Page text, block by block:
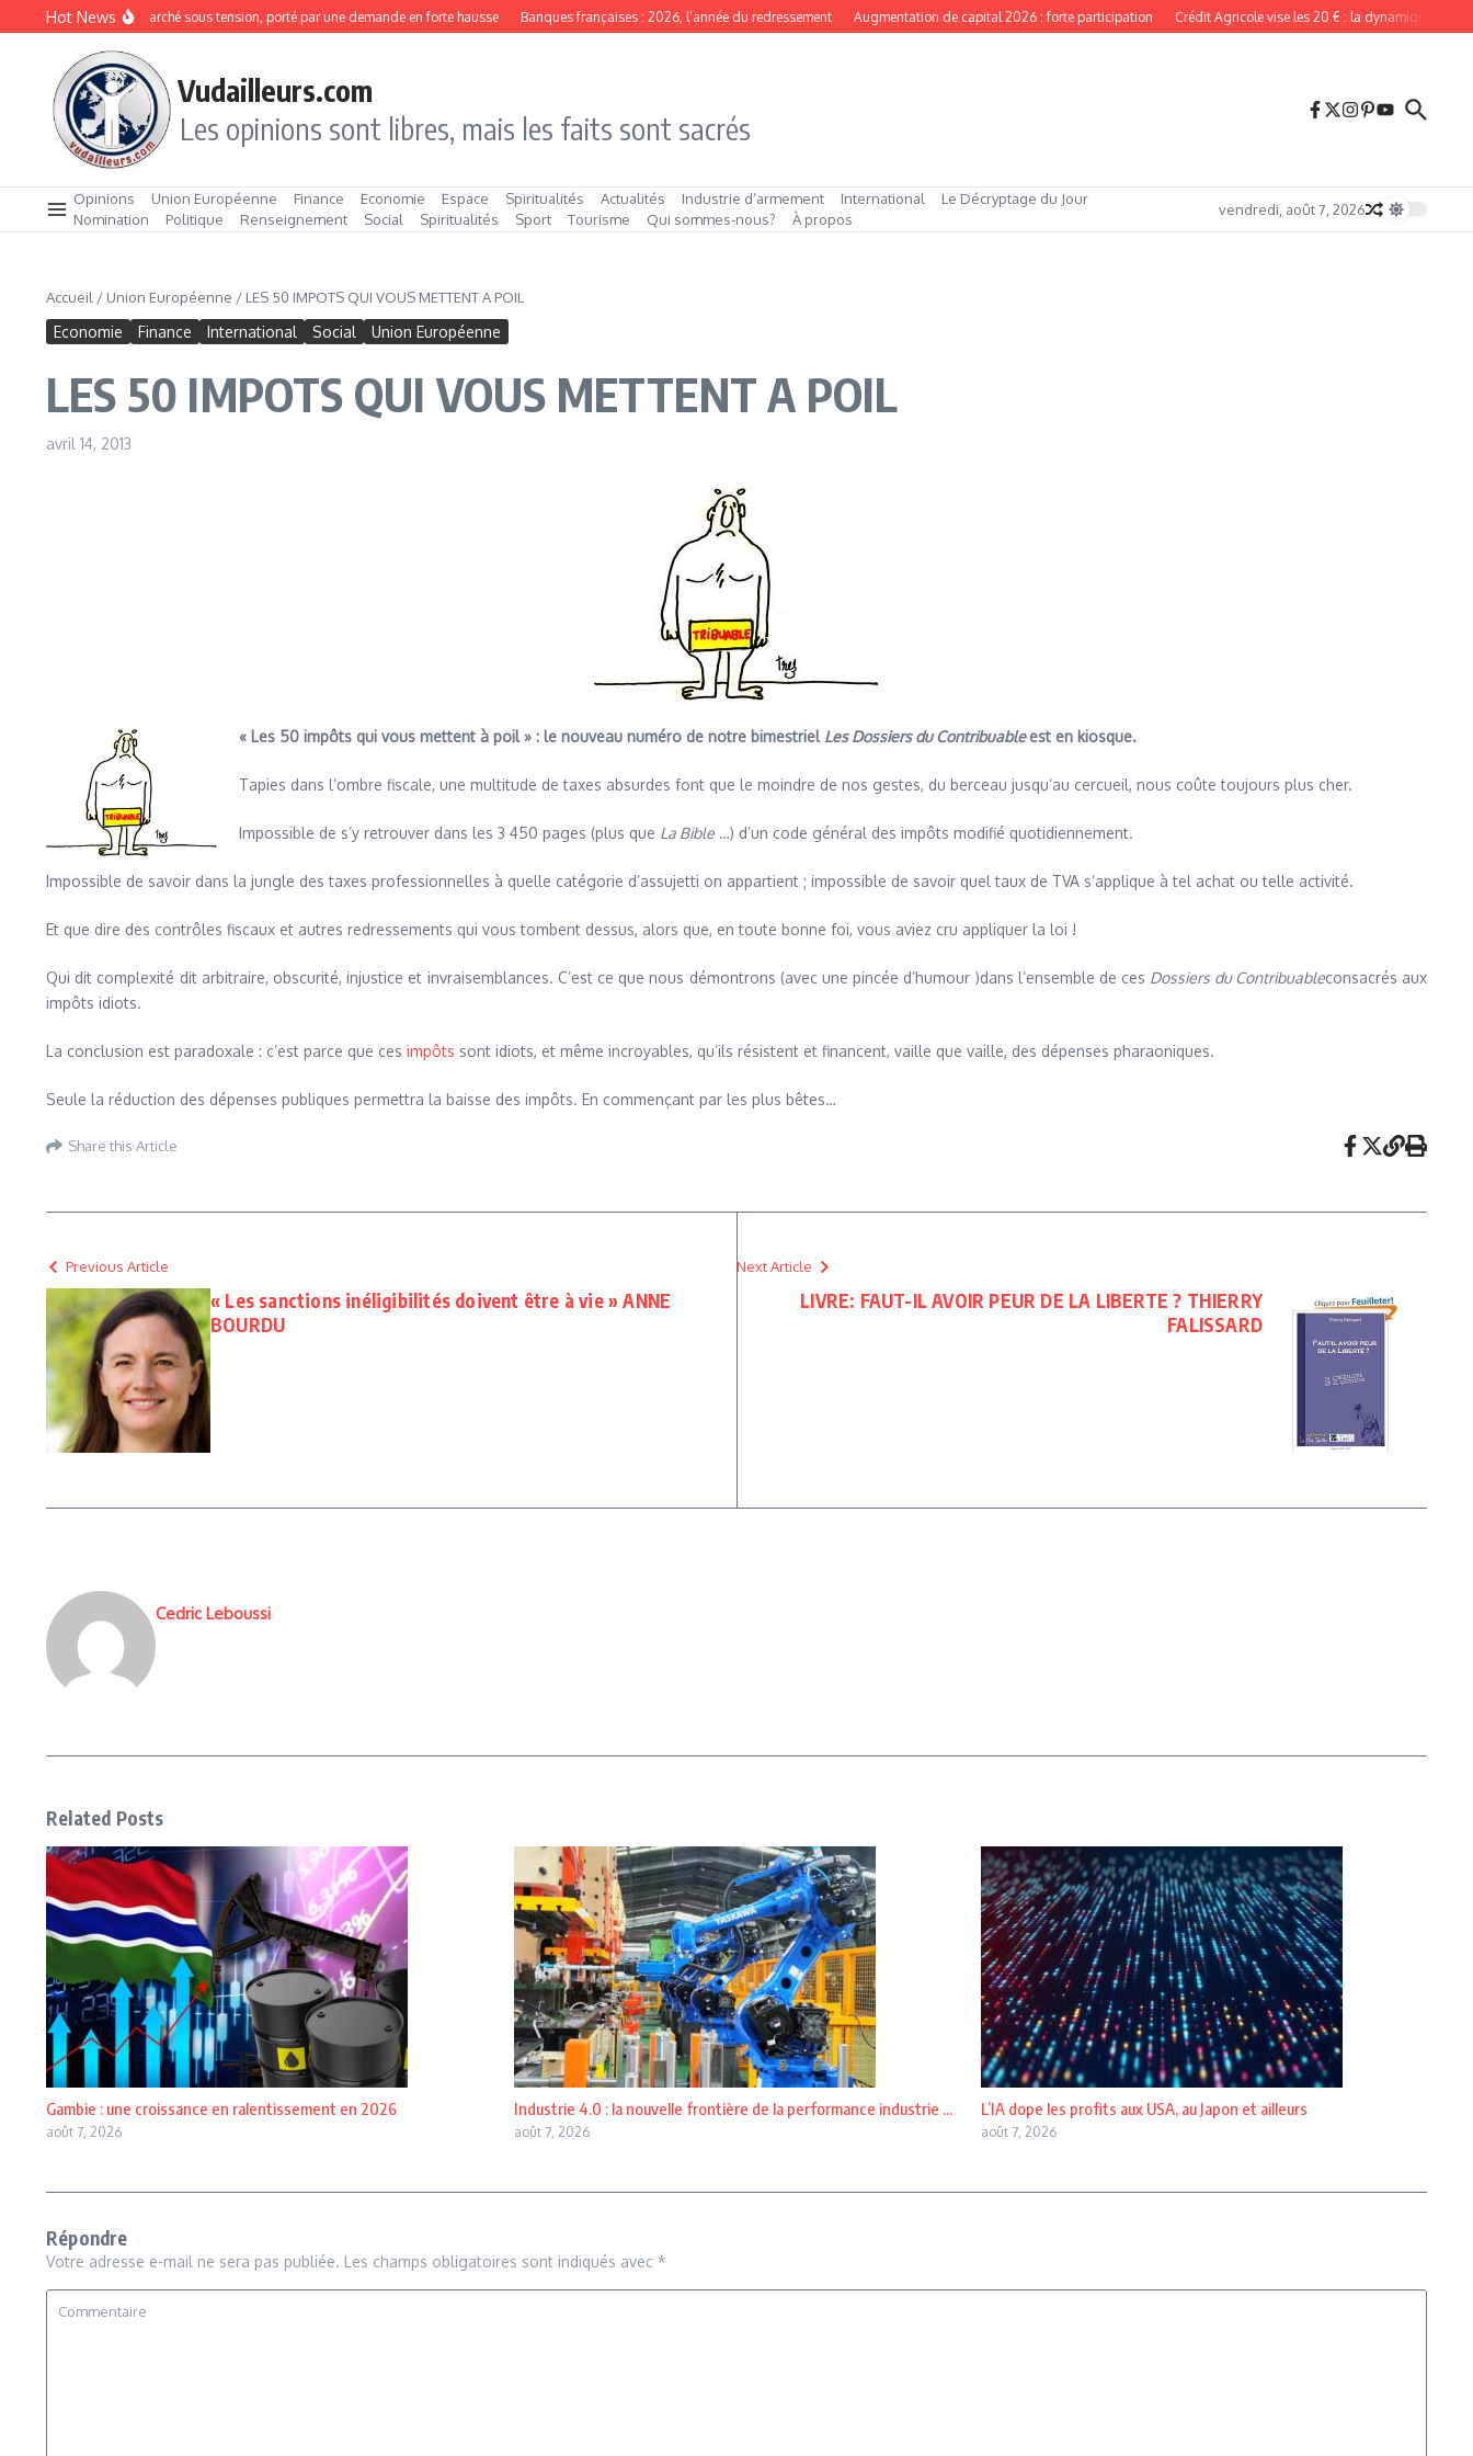
Aller au contenu
Hot News
en boîte : un marché sous tension, porté par une demande en forte hausse Banques françaises : 2026, l’année du redressement Augmentation de capital 2026 : forte participation Crédit Agricole vise les 20 € : la dynamique reste
Vudailleurs.com
Les opinions sont libres, mais les faits sont sacrés
Opinions Union Européenne Finance Economie Espace Spiritualités Actualités Industrie d’armement International
Le Décryptage du Jour
Nomination
Politique Renseignement Social Spiritualités Sport Tourisme Qui sommes‑nous? À propos
vendredi, août 7, 2026
Accueil / Union Européenne / LES 50 IMPOTS QUI VOUS METTENT A POIL
Economie Finance International Social Union Européenne
LES 50 IMPOTS QUI VOUS METTENT A POIL
avril 14, 2013
« Les 50 impôts qui vous mettent à poil » : le nouveau numéro de notre bimestriel Les Dossiers du Contribuableest en kiosque.
Tapies dans l’ombre fiscale, une multitude de taxes absurdes font que le moindre de nos gestes, du berceau jusqu’au cercueil, nous coûte toujours plus cher.
Impossible de s’y retrouver dans les 3 450 pages (plus que La Bible …) d’un code général des impôts modifié quotidiennement.
Impossible de savoir dans la jungle des taxes professionnelles à quelle catégorie d’assujetti on appartient ; impossible de savoir quel taux de TVA s’applique à tel achat ou telle activité.
Et que dire des contrôles fiscaux et autres redressements qui vous tombent dessus, alors que, en toute bonne foi, vous aviez cru appliquer la loi !
Qui dit complexité dit arbitraire, obscurité, injustice et invraisemblances. C’est ce que nous démontrons (avec une pincée d’humour )dans l’ensemble de ces Dossiers du Contribuableconsacrés aux
impôts idiots.
La conclusion est paradoxale : c’est parce que ces impôts sont idiots, et même incroyables, qu’ils résistent et financent, vaille que vaille, des dépenses pharaoniques.
Seule la réduction des dépenses publiques permettra la baisse des impôts. En commençant par les plus bêtes…
Share this Article
Previous Article
« Les sanctions inéligibilités doivent être à vie » ANNE
BOURDU
Next Article
LIVRE: FAUT-IL AVOIR PEUR DE LA LIBERTE ? THIERRY
FALISSARD
Cedric Leboussi
Related Posts
Gambie : une croissance en ralentissement en 2026
août 7, 2026
Industrie 4.0 : la nouvelle frontière de la performance industrie ...
août 7, 2026
L’IA dope les profits aux USA, au Japon et ailleurs
août 7, 2026
Répondre
Votre adresse e-mail ne sera pas publiée. Les champs obligatoires sont indiqués avec *